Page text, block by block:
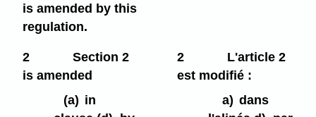
is amended by this
regulation.
2
Section 2
is amended
(a) in
2
L'article 2
est modifié :
a) dans